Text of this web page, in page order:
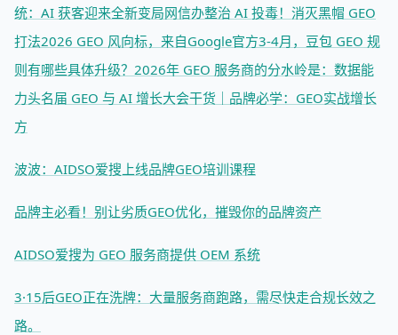
统：AI 获客迎来全新变局网信办整治 AI 投毒！消灭黑帽 GEO
打法2026 GEO 风向标，来自Google官方3-4月，豆包 GEO 规
则有哪些具体升级？ 2026年 GEO 服务商的分水岭是：数据能
力头名届 GEO 与 AI 增长大会干货｜品牌必学：GEO实战增长
方
波波：AIDSO爱搜上线品牌GEO培训课程
品牌主必看！别让劣质GEO优化，摧毁你的品牌资产
AIDSO爱搜为 GEO 服务商提供 OEM 系统
3·15后GEO正在洗牌：大量服务商跑路，需尽快走合规长效之
路。